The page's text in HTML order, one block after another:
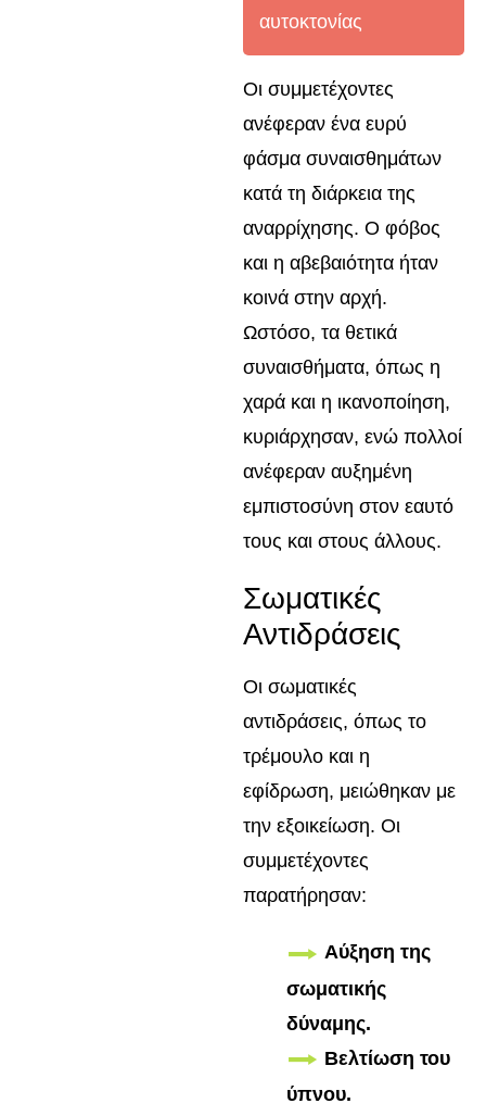
αυτοκτονίας
Οι συμμετέχοντες
ανέφεραν ένα ευρύ
φάσμα συναισθημάτων
κατά τη διάρκεια της
αναρρίχησης. Ο φόβος
και η αβεβαιότητα ήταν
κοινά στην αρχή.
Ωστόσο, τα θετικά
συναισθήματα, όπως η
χαρά και η ικανοποίηση,
κυριάρχησαν, ενώ πολλοί
ανέφεραν αυξημένη
εμπιστοσύνη στον εαυτό
τους και στους άλλους.
Σωματικές
Αντιδράσεις
Οι σωματικές
αντιδράσεις, όπως το
τρέμουλο και η
εφίδρωση, μειώθηκαν με
την εξοικείωση. Οι
συμμετέχοντες
παρατήρησαν:
Αύξηση της
σωματικής
δύναμης.
Βελτίωση του
ύπνου.